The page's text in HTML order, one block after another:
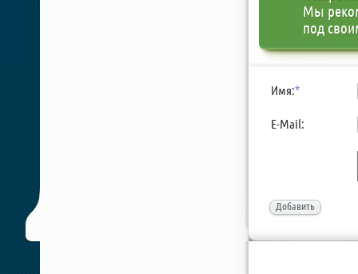
Мы
под
Имя:*
E-Mail:
Добавить